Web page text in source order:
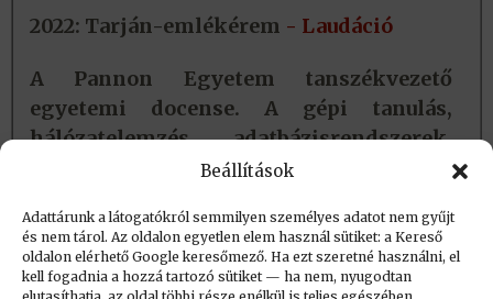
Beállítások
Adattárunk a látogatókról semmilyen személyes adatot nem gyűjt
és nem tárol. Az oldalon egyetlen elem használ sütiket: a Kereső
oldalon elérhető Google keresőmező. Ha ezt szeretné használni, el
kell fogadnia a hozzá tartozó sütiket — ha nem, nyugodtan
2022: Tarján-emlékérem - Laudáció
A Pannon Egyetem tanszékvezető
egyetemi docense. A gépi tanulás,
hálózatelemzés, adatbázisrendszerek,
adatbányászat és annak egészségügyi
Létrehozva: 2022.11.11. 13:06